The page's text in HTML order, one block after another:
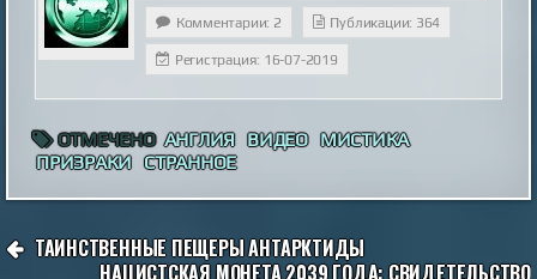
Комментарии: 2 Публикации: 364
Регистрация: 16-07-2019
ОТМЕЧЕНО АНГЛИЯ ВИДЕО МИСТИКА
ПРИЗРАКИ СТРАННОЕ
НАВИГАЦИЯ
ТАИНСТВЕННЫЕ ПЕЩЕРЫ АНТАРКТИДЫ